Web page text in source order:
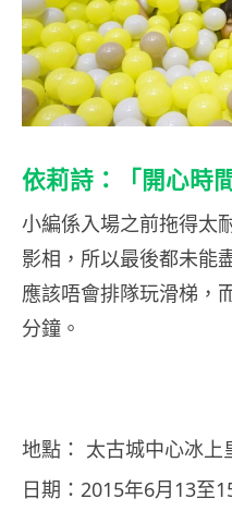
依莉詩：「開心時
小編係入場之前拖得太
影相，所以最後都未能
應該唔會排隊玩滑梯，
分鐘。
地點： 太古城中心冰上
日期：2015年6月13至